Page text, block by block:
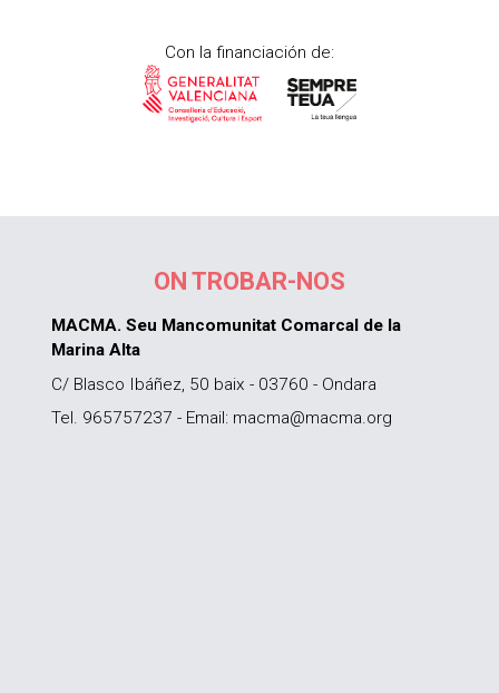
Con la financiación de:
ON TROBAR-NOS
MACMA. Seu Mancomunitat Comarcal de la
Marina Alta
C/ Blasco Ibáñez, 50 baix - 03760 - Ondara
Tel. 965757237 - Email: macma@macma.org